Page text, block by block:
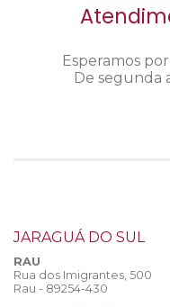
Esperamos
De segunda
JARAGUÁ DO SUL
RAU
Rua dos Imigrantes, 500
Rau - 89254-430